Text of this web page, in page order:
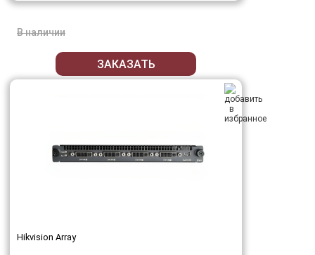
В наличии
ЗАКАЗАТЬ
Hikvision Array